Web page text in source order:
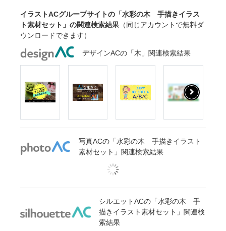
イラストACグループサイトの「水彩の木 手描きイラス
ト素材セット」の関連検索結果 （同じアカウントで無料ダ
ウンロードできます）
デザインACの「木」関連検索結果
写真ACの「水彩の木 手描きイラスト
素材セット」関連検索結果
シルエットACの「水彩の木 手
描きイラスト素材セット」関連検
索結果